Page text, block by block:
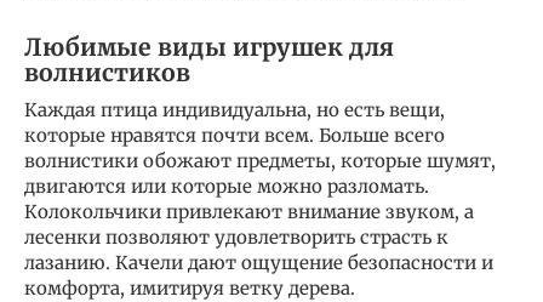
Любимые виды игрушек для
волнистиков
Каждая птица индивидуальна, но есть вещи,
которые нравятся почти всем. Больше всего
волнистики обожают предметы, которые шумят,
двигаются или которые можно разломать.
Колокольчики привлекают внимание звуком, а
лесенки позволяют удовлетворить страсть к
лазанию. Качели дают ощущение безопасности и
комфорта, имитируя ветку дерева.